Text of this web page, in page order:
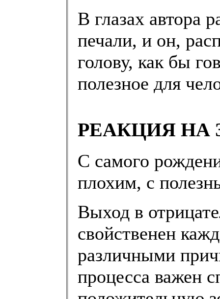
В глазах автора
печали, и он,
голову, как бы
полезное для
РЕАКЦИЯ НА
С самого
плохим, с
Выход в
свойственен
различными
процесса важен